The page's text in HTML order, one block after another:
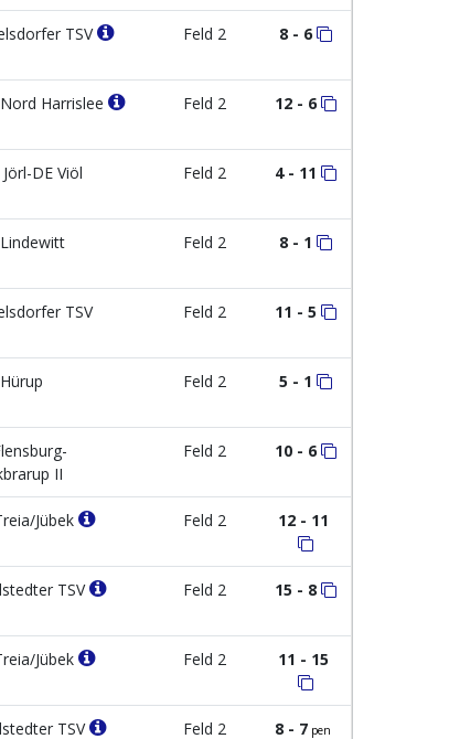
TSV Feld 2 8 - 6
Harrislee Feld 2 12 - 6
Jörl-DE Viöl Feld 2 4 - 11
Feld 2 8 - 1
TSV Feld 2 11 - 5
Feld 2 5 - 1
II
Feld 2 10 - 6
Jübek Feld 2 12 - 11
TSV Feld 2 15 - 8
Jübek Feld 2 11 - 15
TSV Feld 2 8 - 7 pen